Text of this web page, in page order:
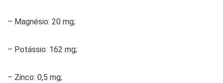
– Magnésio: 20 mg;
– Potássio: 162 mg;
– Zinco: 0,5 mg;